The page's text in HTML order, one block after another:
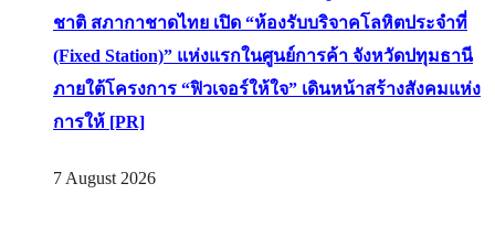
ชาติ สภากาชาดไทย เปิด “ห้องรับบริจาคโลหิตประจำที่
(Fixed Station)” แห่งแรกในศูนย์การค้า จังหวัดปทุมธานี
ภายใต้โครงการ “ฟิวเจอร์ให้ใจ” เดินหน้าสร้างสังคมแห่ง
การให้ [PR]
7 August 2026